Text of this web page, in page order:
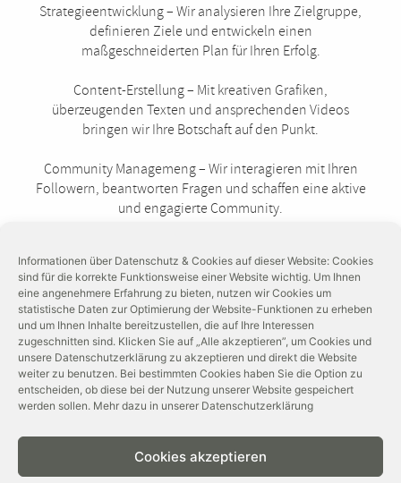
Informationen über Datenschutz & Cookies auf dieser Website: Cookies
sind für die korrekte Funktionsweise einer Website wichtig. Um Ihnen
eine angenehmere Erfahrung zu bieten, nutzen wir Cookies um
statistische Daten zur Optimierung der Website-Funktionen zu erheben
und um Ihnen Inhalte bereitzustellen, die auf Ihre Interessen
zugeschnitten sind. Klicken Sie auf „Alle akzeptieren”, um Cookies und
unsere Datenschutzerklärung zu akzeptieren und direkt die Website
weiter zu benutzen. Bei bestimmten Cookies haben Sie die Option zu
entscheiden, ob diese bei der Nutzung unserer Website gespeichert
werden sollen. Mehr dazu in unserer Datenschutzerklärung
Cookies akzeptieren
Strategieentwicklung – Wir analysieren Ihre Zielgruppe,
definieren Ziele und entwickeln einen
maßgeschneiderten Plan für Ihren Erfolg.
Content-Erstellung – Mit kreativen Grafiken,
überzeugenden Texten und ansprechenden Videos
bringen wir Ihre Botschaft auf den Punkt.
Community Managemeng – Wir interagieren mit Ihren
Followern, beantworten Fragen und schaffen eine aktive
und engagierte Community.
Auswertungen behalten wir den Erfolg Ihrer Social-Media-
Kampagnen im Blick und optimieren kontinuierlich.
Mit unserer Betreuung sparen Sie wertvolle Zeit und
können sich auf Ihr Kerngeschäft konzentrieren, während
wir Ihre Marke authentisch, professionell und wirkungsvoll
in Szene setzen.